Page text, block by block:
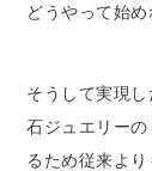
どうやって始
そうして実現
石ジュエリー
るため従来よ